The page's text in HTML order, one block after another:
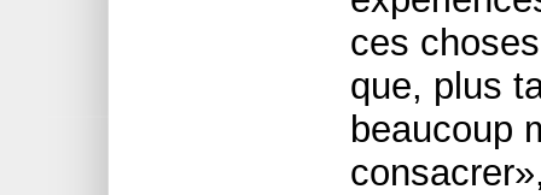
ces
que, plus
beaucoup